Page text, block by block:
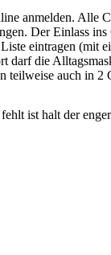
anmelden. Alle
Der Einlass ins
eintragen (mit
darf die
teilweise auch in 2
fehlt ist halt der